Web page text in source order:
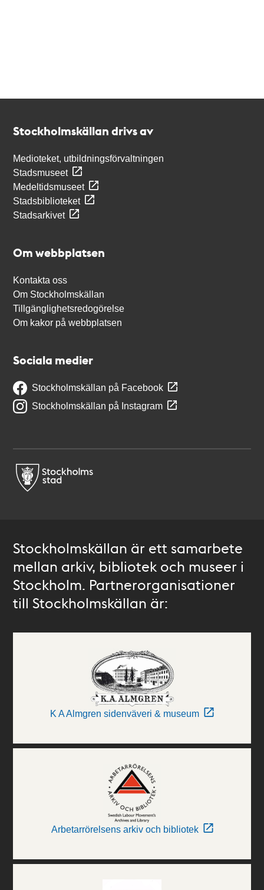
Stockholmskällan drivs av
Medioteket, utbildningsförvaltningen
Stadsmuseet
Medeltidsmuseet
Stadsbiblioteket
Stadsarkivet
Om webbplatsen
Kontakta oss
Om Stockholmskällan
Tillgänglighetsredogörelse
Om kakor på webbplatsen
Sociala medier
Stockholmskällan på Facebook
Stockholmskällan på Instagram
Stockholmskällan är ett samarbete
mellan arkiv, bibliotek och museer i
Stockholm. Partnerorganisationer
till Stockholmskällan är:
K A Almgren sidenväveri & museum
Arbetarrörelsens arkiv och bibliotek